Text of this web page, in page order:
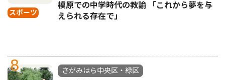
スポーツ
模原での中学時代の教諭 「これから夢を与
えられる存在で」
8
さがみはら中央区・緑区